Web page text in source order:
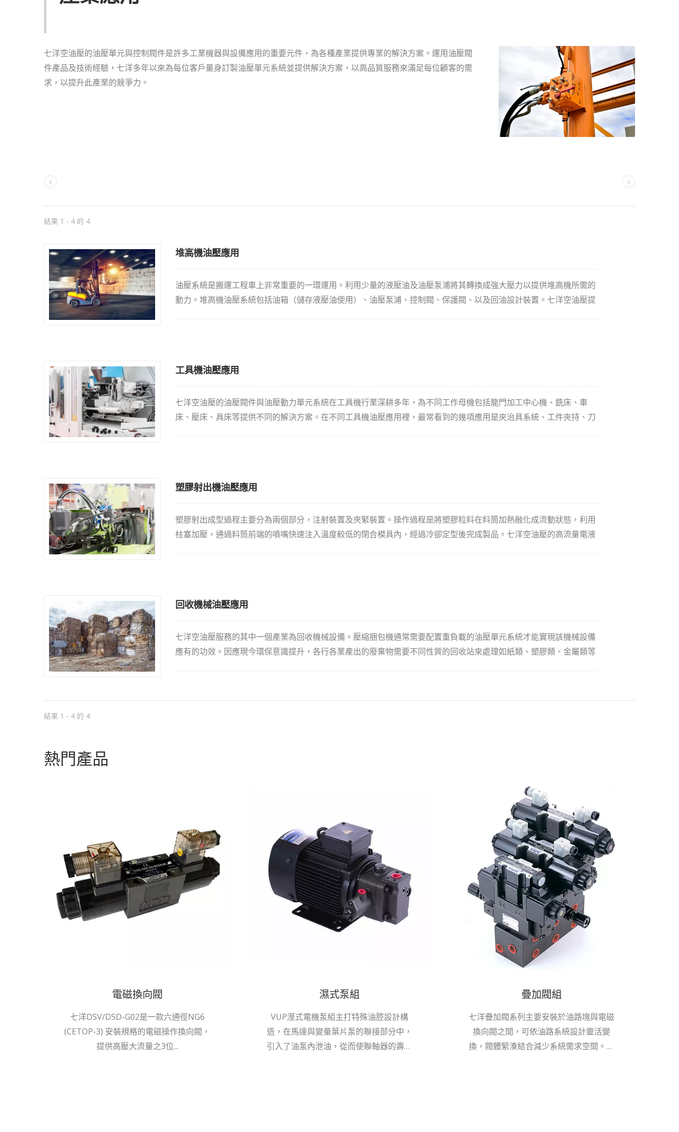
七洋空油壓的油壓單元與控制閥件是許多工業機器與設備應用的重要元件，為各種產業提供專業的解決方案。運用油壓閥
件產品及技術經驗，七洋多年以來為每位客戶量身訂製油壓單元系統並提供解決方案，以高品質服務來滿足每位顧客的需
求，以提升此產業的競爭力。
結果 1 - 4 的 4
堆高機油壓應用
油壓系統是搬運工程車上非常重要的一環運用。利用少量的液壓油及油壓泵浦將其轉換成強大壓力以提供堆高機所需的
動力。堆高機油壓系統包括油箱（儲存液壓油使用）、油壓泵浦、控制閥、保護閥、以及回油設計裝置。七洋空油壓提
工具機油壓應用
七洋空油壓的油壓閥件與油壓動力單元系統在工具機行業深耕多年，為不同工作母機包括龍門加工中心機、銑床、車
床、壓床、具床等提供不同的解決方案。在不同工具機油壓應用裡，最常看到的幾項應用是夾治具系統、工件夾持、刀
塑膠射出機油壓應用
塑膠射出成型過程主要分為兩個部分，注射裝置及夾緊裝置。操作過程是將塑膠粒料在料筒加熱融化成流動狀態，利用
柱塞加壓，通過料筒前端的噴嘴快速注入溫度較低的閉合模具內，經過冷卻定型後完成製品。七洋空油壓的高流量電液
回收機械油壓應用
七洋空油壓服務的其中一個產業為回收機械設備。壓縮捆包機通常需要配置重負載的油壓單元系統才能實現該機械設備
應有的功效。因應現今環保意識提升，各行各業產出的廢棄物需要不同性質的回收站來處理如紙類、塑膠類、金屬類等
結果 1 - 4 的 4
熱門產品
電磁換向閥
七洋DSV/DSD-G02是一款六通徑NG6
(CETOP-3) 安裝規格的電磁操作換向閥，
提供高壓大流量之3位...
濕式泵組
VUP溼式電機泵組主打特殊油腔設計構
造，在馬達與變量葉片泵的聯接部分中，
引入了油泵內泄油，從而使聯軸器的壽命
疊加閥組
七洋疊加閥系列主要安裝於油路塊與電磁
換向閥之間，可依油路系統設計靈活變
換，閥體緊湊結合減少系統需求空間。疊